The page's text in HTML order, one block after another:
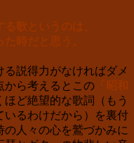
歌というのは、
時だと思う。
る説得力がなければダメ
から考えるとこの 「昭和
ほど絶望的な歌詞（もう
いるわけだから）を裏付
人々の心を鷲づかみに